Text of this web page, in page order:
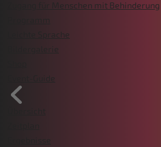
Zugang für Menschen mit Behinderung
Leichte Sprache
Bildergalerie